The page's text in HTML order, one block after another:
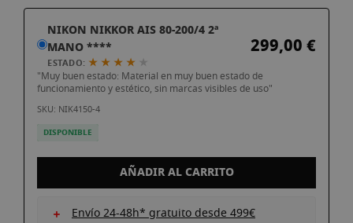
Saltar
comienzo
galería
imágenes
NIKON NIKKOR AIS 80-200/4 2ª
MANO ****
ESTADO: ★ ★ ★ ★ ★
299,00 €
"Muy buen estado: Material en muy buen estado de
funcionamiento y estético, sin marcas visibles de uso"
SKU: NIK4150-4
DISPONIBLE
AÑADIR AL CARRITO
Envío 24-48h* gratuito desde 499€